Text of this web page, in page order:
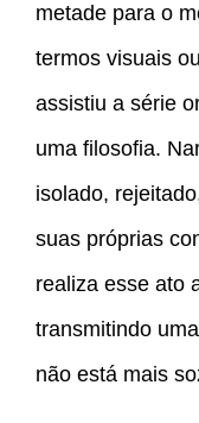
metade para o
termos visuais
assistiu a série
uma filosofia.
isolado,
suas próprias
realiza esse ato
transmitindo
não está mais